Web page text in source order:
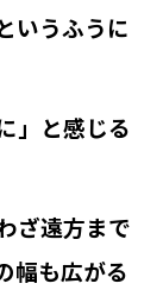
いうふうに
」と感じる
ざ遠方まで
幅も広がる